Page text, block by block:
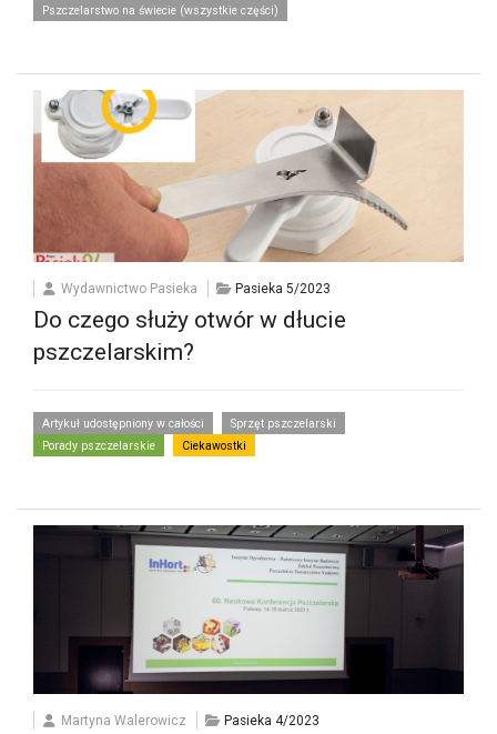
Pszczelarstwo na świecie (wszystkie części)
Wydawnictwo Pasieka Pasieka 5/2023
Do czego służy otwór w dłucie
pszczelarskim?
Artykuł udostępniony w całości
Sprzęt pszczelarski
Porady pszczelarskie
Ciekawostki
Martyna Walerowicz Pasieka 4/2023